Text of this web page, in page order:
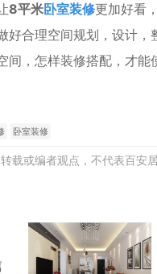
8平米卧室装修更加好看
好合理空间规划，设计
间，怎样装修搭配，才能
卧室装修
载或编者观点，不代表百安